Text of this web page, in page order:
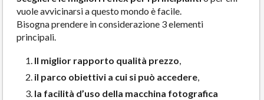
vuole avvicinarsi a questo mondo è facile.
Bisogna prendere in considerazione 3 elementi
principali.
Il miglior rapporto qualità prezzo
il parco obiettivi a cui si può accedere
la facilità d’uso della macchina fotografica